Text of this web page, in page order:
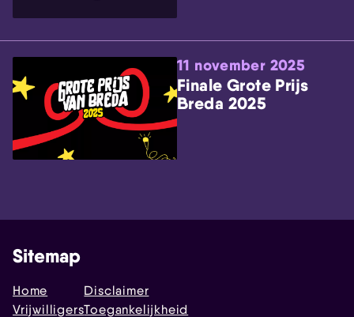
11 november 2025
Finale Grote Prijs
Breda 2025
Sitemap
Home
Vrijwilligers
Disclaimer
Toegankelijkheid